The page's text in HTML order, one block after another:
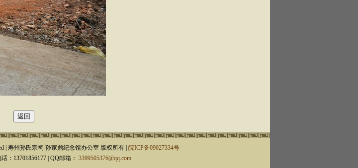
| 寿州孙氏宗祠 孙家鼐纪念馆办公室 版权所有 | 皖ICP备09027334号
：13701856177 | QQ邮箱： 3399505376@qq.com